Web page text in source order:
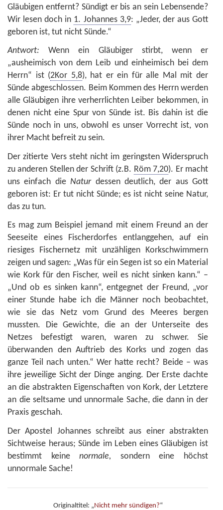
Gläubigen entfernt? Sündigt er bis an sein Lebensende?
Wir lesen doch in 1. Johannes 3,9: „Jeder, der aus Gott
geboren ist, tut nicht Sünde.“
Antwort: Wenn ein Gläubiger stirbt, wenn er
„ausheimisch von dem Leib und einheimisch bei dem
Herrn“ ist (2Kor 5,8), hat er ein für alle Mal mit der
Sünde abgeschlossen. Beim Kommen des Herrn werden
alle Gläubigen ihre verherrlichten Leiber bekommen, in
denen nicht eine Spur von Sünde ist. Bis dahin ist die
Sünde noch in uns, obwohl es unser Vorrecht ist, von
ihrer Macht befreit zu sein.
Der zitierte Vers steht nicht im geringsten Widerspruch
zu anderen Stellen der Schrift (z.B. Röm 7,20). Er macht
uns einfach dieNaturdessen deutlich, der aus Gott
geboren ist: Er tut nicht Sünde; es ist nicht seine Natur,
das zu tun.
Es mag zum Beispiel jemand mit einem Freund an der
Seeseite eines Fischerdorfes entlanggehen, auf ein
riesiges Fischernetz mit unzähligen Korkschwimmern
zeigen und sagen: „Was für ein Segen ist so ein Material
wie Kork für den Fischer, weil es nicht sinken kann.“ –
„Und ob es sinken kann“, entgegnet der Freund, „vor
einer Stunde habe ich die Männer noch beobachtet,
wie sie das Netz vom Grund des Meeres bergen
mussten. Die Gewichte, die an der Unterseite des
Netzes befestigt waren, waren zu schwer. Sie
überwanden den Auftrieb des Korks und zogen das
ganze Teil nach unten.“ Wer hatte recht? Beide – was
ihre jeweilige Sicht der Dinge anging. Der Erste dachte
an die abstrakten Eigenschaften von Kork, der Letztere
an die seltsame und unnormale Sache, die dann in der
Praxis geschah.
Der Apostel Johannes schreibt aus einer abstrakten
Sichtweise heraus; Sünde im Leben eines Gläubigen ist
bestimmt keinenormale, sondern eine höchst
unnormale Sache!
Originaltitel: „Nicht mehr sündigen?“